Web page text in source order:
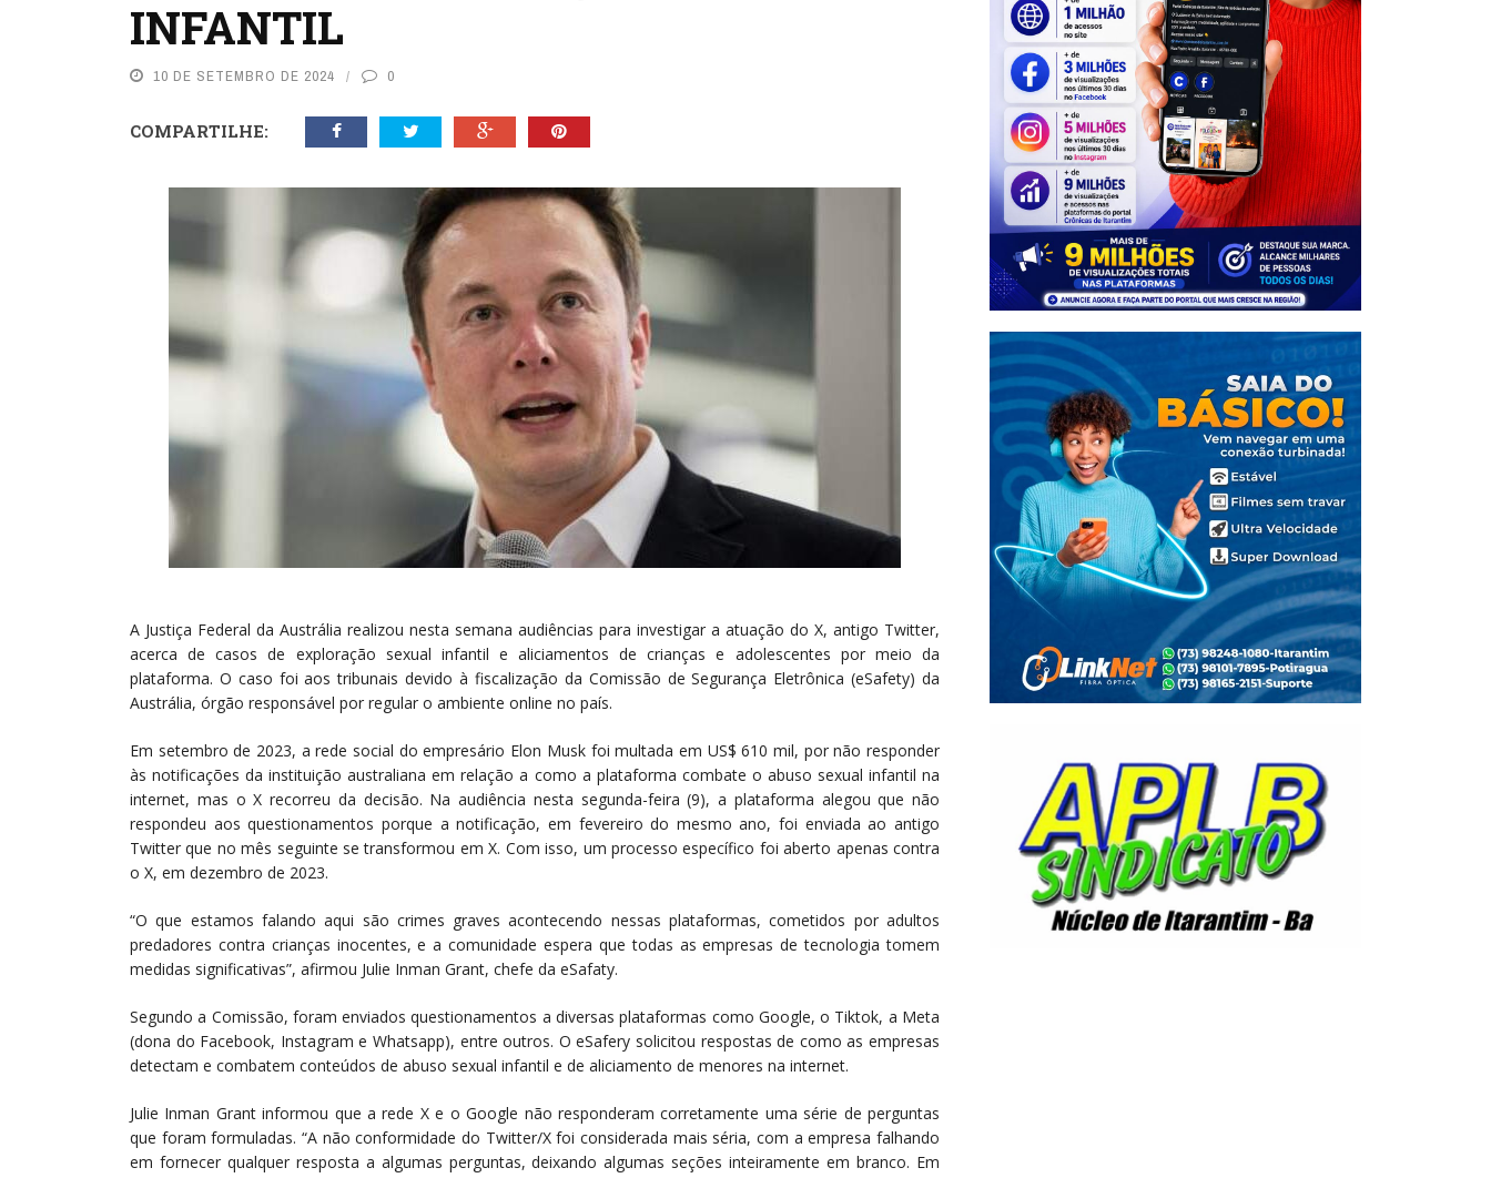
INFANTIL
10 DE SETEMBRO DE 2024 0
COMPARTILHE:
A Justiça Federal da Austrália realizou nesta semana audiências para investigar a atuação do X, antigo Twitter,
acerca de casos de exploração sexual infantil e aliciamentos de crianças e adolescentes por meio da
plataforma. O caso foi aos tribunais devido à fiscalização da Comissão de Segurança Eletrônica (eSafety) da
Austrália, órgão responsável por regular o ambiente online no país.
Em setembro de 2023, a rede social do empresário Elon Musk foi multada em US$ 610 mil, por não responder
às notificações da instituição australiana em relação a como a plataforma combate o abuso sexual infantil na
internet, mas o X recorreu da decisão. Na audiência nesta segunda-feira (9), a plataforma alegou que não
respondeu aos questionamentos porque a notificação, em fevereiro do mesmo ano, foi enviada ao antigo
Twitter que no mês seguinte se transformou em X. Com isso, um processo específico foi aberto apenas contra
o X, em dezembro de 2023.
“O que estamos falando aqui são crimes graves acontecendo nessas plataformas, cometidos por adultos
predadores contra crianças inocentes, e a comunidade espera que todas as empresas de tecnologia tomem
medidas significativas”, afirmou Julie Inman Grant, chefe da eSafaty.
Segundo a Comissão, foram enviados questionamentos a diversas plataformas como Google, o Tiktok, a Meta
(dona do Facebook, Instagram e Whatsapp), entre outros. O eSafery solicitou respostas de como as empresas
detectam e combatem conteúdos de abuso sexual infantil e de aliciamento de menores na internet.
Julie Inman Grant informou que a rede X e o Google não responderam corretamente uma série de perguntas
que foram formuladas. “A não conformidade do Twitter/X foi considerada mais séria, com a empresa falhando
em fornecer qualquer resposta a algumas perguntas, deixando algumas seções inteiramente em branco. Em